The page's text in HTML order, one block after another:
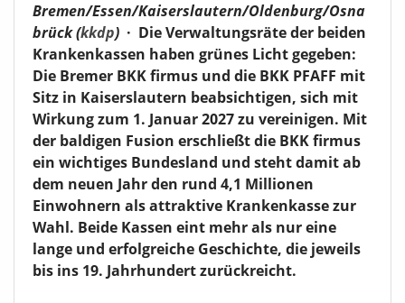
Bremen/Essen/Kaiserslautern/Oldenburg/Osna
brück (kkdp) · Die Verwaltungsräte der beiden
Krankenkassen haben grünes Licht gegeben:
Die Bremer BKK firmus und die BKK PFAFF mit
Sitz in Kaiserslautern beabsichtigen, sich mit
Wirkung zum 1. Januar 2027 zu vereinigen. Mit
der baldigen Fusion erschließt die BKK firmus
ein wichtiges Bundesland und steht damit ab
dem neuen Jahr den rund 4,1 Millionen
Einwohnern als attraktive Krankenkasse zur
Wahl. Beide Kassen eint mehr als nur eine
lange und erfolgreiche Geschichte, die jeweils
bis ins 19. Jahrhundert zurückreicht.